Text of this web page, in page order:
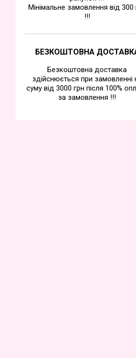
Мінімальне замовлення від 300
!!!
БЕЗКОШТОВНА
Безкоштовна доставка
здійснюється при замовленні
суму від 3000 грн після 100%
за замовлення !!!